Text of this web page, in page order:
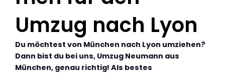
Umzug nach Lyon
Du möchtest von München nach Lyon umziehen?
Dann bist du bei uns, Umzug Neumann aus
München, genau richtig! Als bestes